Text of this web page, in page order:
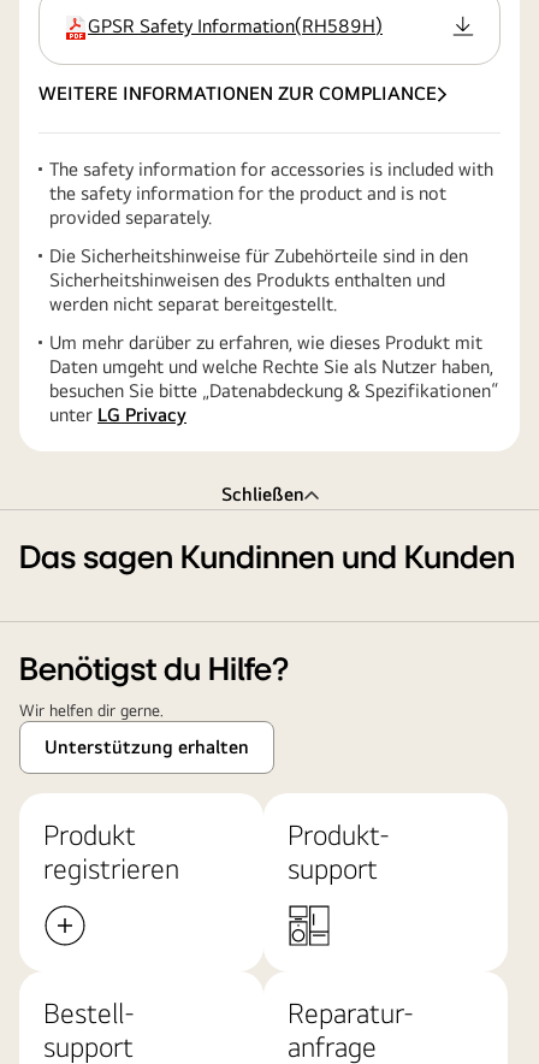
Erweiterung
GPSR Safety Information(RH589H)
WEITERE INFORMATIONEN ZUR COMPLIANCE
The safety information for accessories is included with
the safety information for the product and is not
provided separately.
Die Sicherheitshinweise für Zubehörteile sind in den
Sicherheitshinweisen des Produkts enthalten und
werden nicht separat bereitgestellt.
Um mehr darüber zu erfahren, wie dieses Produkt mit
Daten umgeht und welche Rechte Sie als Nutzer haben,
besuchen Sie bitte „Datenabdeckung & Spezifikationen“
unter LG Privacy
Schließen
Das sagen Kundinnen und Kunden
Benötigst du Hilfe?
Wir helfen dir gerne.
Unterstützung erhalten
Produkt
registrieren
Produkt-
support
Bestell-
support
Reparatur-
anfrage